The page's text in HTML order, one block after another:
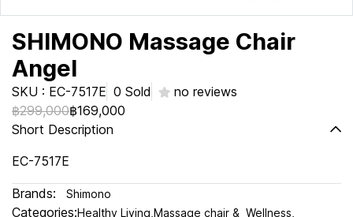
SHIMONO Massage Chair
Angel
SKU : EC-7517E 0 Sold
no reviews
฿299,000฿169,000
Short Description
EC-7517E
Brands: Shimono
Categories:Healthy Living Massage chair & Wellness